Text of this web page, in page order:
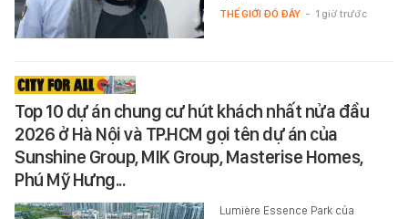
THẾ GIỚI ĐÓ ĐÂY - 1 giờ trước
Top 10 dự án chung cư hút khách nhất nửa đầu
2026 ở Hà Nội và TP.HCM gọi tên dự án của
Sunshine Group, MIK Group, Masterise Homes,
Phú Mỹ Hưng...
Lumière Essence Park của